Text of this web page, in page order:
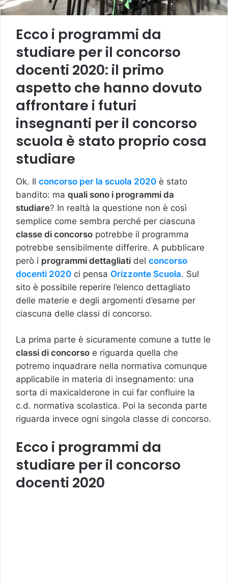
Ecco i programmi da
studiare per il concorso
docenti 2020: il primo
aspetto che hanno dovuto
affrontare i futuri
insegnanti per il concorso
scuola è stato proprio cosa
studiare
Ok. Il concorso per la scuola 2020 è stato
bandito: ma quali sono i programmi da
studiare? In realtà la questione non è così
semplice come sembra perché per ciascuna
classe di concorso potrebbe il programma
potrebbe sensibilmente differire. A pubblicare
però i programmi dettagliati del concorso
docenti 2020 ci pensa Orizzonte Scuola. Sul
sito è possibile reperire l’elenco dettagliato
delle materie e degli argomenti d’esame per
ciascuna delle classi di concorso.
La prima parte è sicuramente comune a tutte le
classi di concorso e riguarda quella che
potremo inquadrare nella normativa comunque
applicabile in materia di insegnamento: una
sorta di maxicalderone in cui far confluire la
c.d. normativa scolastica. Poi la seconda parte
riguarda invece ogni singola classe di concorso.
Ecco i programmi da
studiare per il concorso
docenti 2020